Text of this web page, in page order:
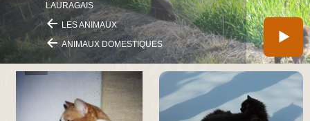
LAURAGAIS
LES ANIMAUX
ANIMAUX DOMESTIQUES